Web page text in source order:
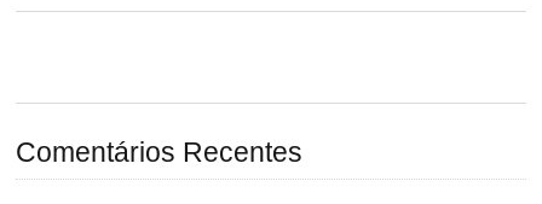
Comentários Recentes